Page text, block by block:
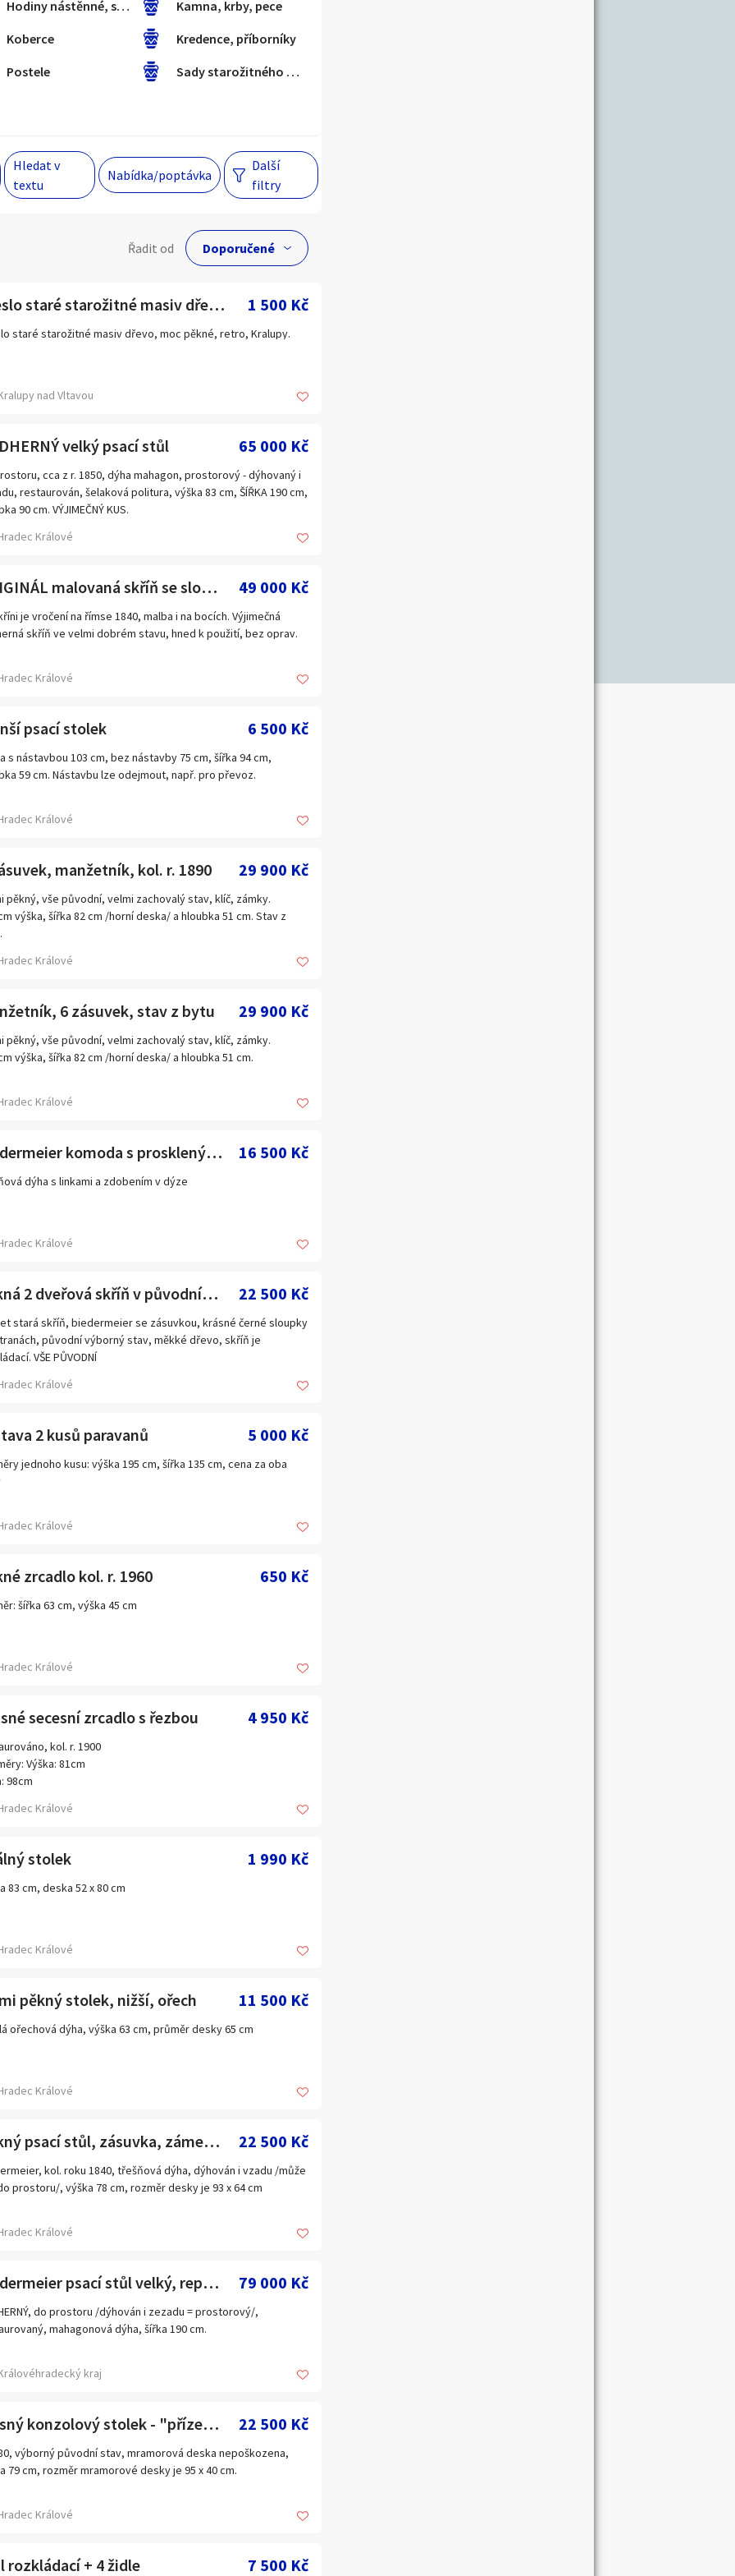
Hodiny nástěnné, stolní
Kamna, krby, pece
Koberce
Kredence, příborníky
Postele Sady starožitného nábytku
cena
Jihomoravský kraj
Liberecký kraj
Olomoucký kraj
Plzeňský kraj
Hledat v
textu
Nabídka/poptávka
Další
filtry
Řadit od
Křeslo staré starožitné masiv dřevo, moc pěkné, retro 1 500 Kč
staré starožitné masiv dřevo, moc pěkné, retro, Kralupy.
nad Vltavou
velký psací stůl 65 000 Kč
cca z r. 1850, dýha mahagon, prostorový - dýhovaný i
restaurován, šelaková politura, výška 83 cm, ŠÍŘKA 190 cm,
90 cm. VÝJIMEČNÝ KUS.
Králové
ORIGINÁL malovaná skříň se sloupky z r. 1840 49 000 Kč
je vročení na římse 1840, malba i na bocích. Výjimečná
skříň ve velmi dobrém stavu, hned k použití, bez oprav.
Králové
psací stolek 6 500 Kč
s nástavbou 103 cm, bez nástavby 75 cm, šířka 94 cm,
59 cm. Nástavbu lze odejmout, např. pro převoz.
Králové
manžetník, kol. r. 1890 29 900 Kč
pěkný, vše původní, velmi zachovalý stav, klíč, zámky.
výška, šířka 82 cm /horní deska/ a hloubka 51 cm. Stav z
Králové
6 zásuvek, stav z bytu 29 900 Kč
pěkný, vše původní, velmi zachovalý stav, klíč, zámky.
výška, šířka 82 cm /horní deska/ a hloubka 51 cm.
Králové
biedermeier komoda s proskleným nástavcem 16 500 Kč
dýha s linkami a zdobením v dýze
Králové
pěkná 2 dveřová skříň v původním výborném stavu 22 500 Kč
stará skříň, biedermeier se zásuvkou, krásné černé sloupky
původní výborný stav, měkké dřevo, skříň je
VŠE PŮVODNÍ
190 cm
68cm
KUS!
Králové
2 kusů paravanů 5 000 Kč
jednoho kusu: výška 195 cm, šířka 135 cm, cena za oba
Králové
zrcadlo kol. r. 1960 650 Kč
šířka 63 cm, výška 45 cm
Králové
secesní zrcadlo s řezbou 4 950 Kč
kol. r. 1900
Výška: 81cm
98cm
Králové
stolek 1 990 Kč
83 cm, deska 52 x 80 cm
Králové
pěkný stolek, nižší, ořech 11 500 Kč
ořechová dýha, výška 63 cm, průměr desky 65 cm
Králové
Pěkný psací stůl, zásuvka, zámek, klíč 22 500 Kč
kol. roku 1840, třešňová dýha, dýhován i vzadu /může
prostoru/, výška 78 cm, rozměr desky je 93 x 64 cm
Králové
biedermeier psací stůl velký, reprezentativní 79 000 Kč
do prostoru /dýhován i zezadu = prostorový/,
mahagonová dýha, šířka 190 cm.
kraj
krásný konzolový stolek - "přízední" /ke zdi/ 22 500 Kč
výborný původní stav, mramorová deska nepoškozena,
79 cm, rozměr mramorové desky je 95 x 40 cm.
Králové
rozkládací + 4 židle 7 500 Kč
Hlavní město Praha
Jihomoravský kraj
s personalizací nabídek, zasíláním
materiálů a upozornění.